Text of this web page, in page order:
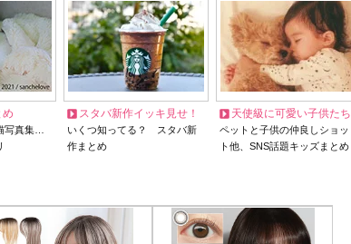
め
写真集…
スタバ新作イッキ見せ！
いくつ知ってる？ スタバ新
作まとめ
天使級に可愛い子供たち
ペットと子供の仲良しショッ
ト他、SNS話題キッズまとめ